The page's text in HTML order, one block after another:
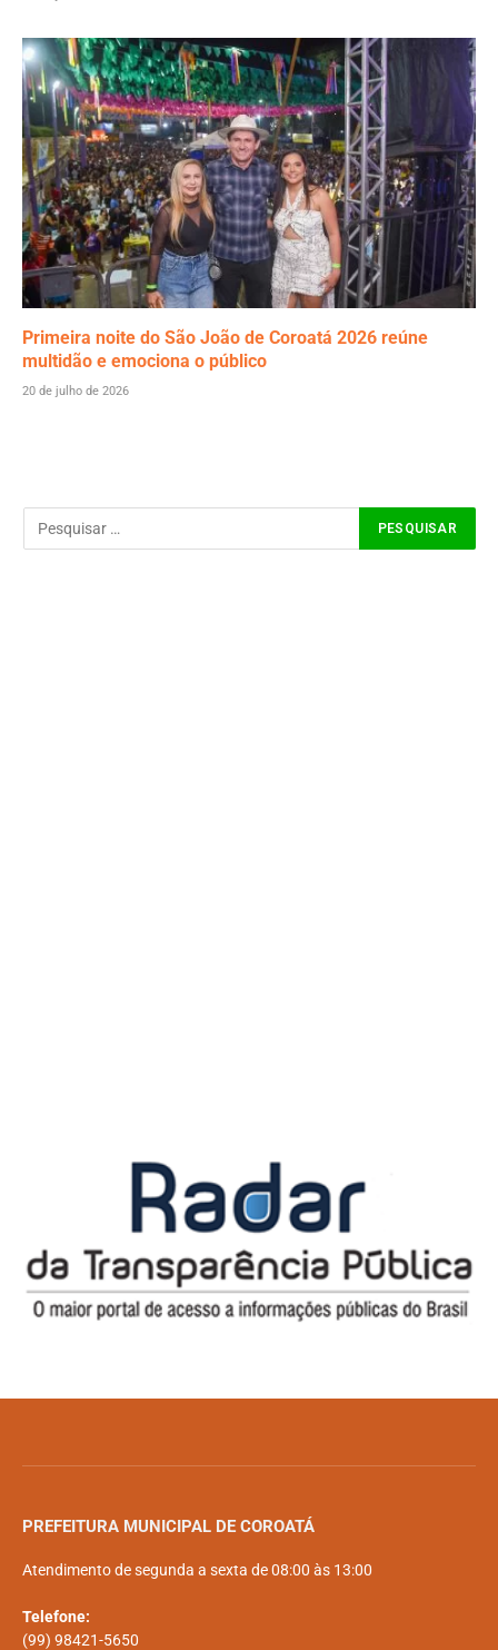
Primeira noite do São João de Coroatá 2026 reúne
multidão e emociona o público
20 de julho de 2026
PREFEITURA MUNICIPAL DE COROATÁ
Atendimento de segunda a sexta de 08:00 às 13:00
Telefone:
(99) 98421-5650